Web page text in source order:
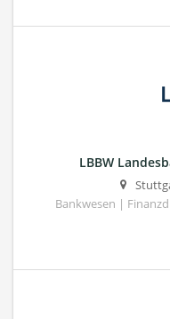
LBBW
Bankwesen |